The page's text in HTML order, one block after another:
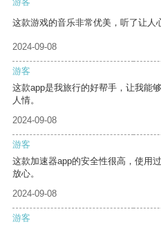
这款游戏的音乐非常优美，听了让人
2024-09-08
游客
这款app是我旅行的好帮手，让我能
人情。
2024-09-08
游客
这款加速器app的安全性很高，使用
放心。
2024-09-08
游客